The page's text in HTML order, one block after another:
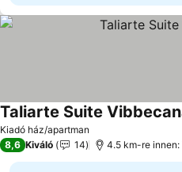
Kiadó ház/apartman
Taliarte Suite
8,6 Kiváló 14 4.5 km-re